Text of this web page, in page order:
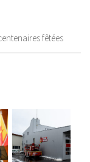
fêtées